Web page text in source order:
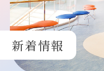
学校生活
進路・進学
新着情報